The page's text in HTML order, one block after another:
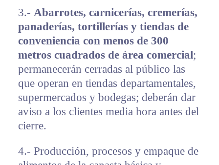
3.- Abarrotes, carnicerías, cremerías,
panaderías, tortillerías y tiendas de
conveniencia con menos de 300
metros cuadrados de área comercial;
permanecerán cerradas al público las
que operan en tiendas departamentales,
supermercados y bodegas; deberán dar
aviso a los clientes media hora antes del
cierre.
4.- Producción, procesos y empaque de